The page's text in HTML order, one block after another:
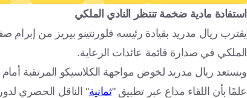
استفادة مادية ضخمة تنتظر النادي الملكي
الملكي في صدارة قائمة عائدات الرعاية.
ويستعد ريال مدريد لخوض مواجهة الكلاسيكو المرتقبة
علمًا بأن اللقاء مذاع عبر تطبيق "ثمانية" الناقل الحصري